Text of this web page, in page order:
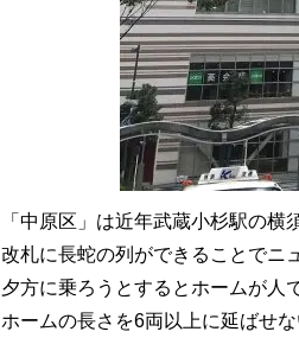
「中原区」は近年武蔵小杉駅の
改札に長蛇の列ができることでニ
夕方に乗ろうとするとホームが人
ホームの長さを6両以上に延ばせ